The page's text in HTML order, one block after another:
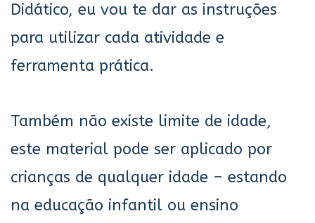
Didático, eu vou te dar as instruções
para utilizar cada atividade e
ferramenta prática.
Também não existe limite de idade,
este material pode ser aplicado por
crianças de qualquer idade – estando
na educação infantil ou ensino